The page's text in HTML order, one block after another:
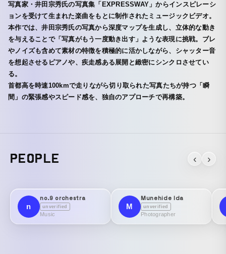
写真家・井田宗秀氏の写真集「EXPRESSWAY」からインスピレーシ
ョンを受けて生まれた楽曲をもとに制作されたミュージックビデオ。
本作では、井田宗秀氏の写真から深度マップを生成し、立体的な動き
を与えることで「写真がもう一度動き出す」ような表現に挑戦。ブレ
やノイズも含めて素材の特徴を積極的に活かしながら、シャッター音
を想起させるピアノや、疾走感ある展開と緻密にシンクロさせてい
る。
首都高を時速100kmで走りながら切り取られた写真たちが持つ「瞬
間」の緊張感やスピード感を、独自のアプローチで再構築。
PEOPLE ‹ ›
n
no.9 orchestra
unverified
Music
M
Munehide Ida
unverified
Photographer